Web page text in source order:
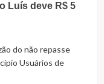
Luís deve R$ 5
do não repasse
Usuários de